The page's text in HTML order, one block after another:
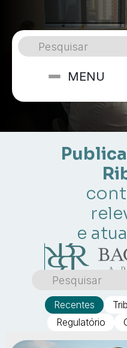
MENU
Pesquisar
e
Pesquisar
Recentes
Regulatório